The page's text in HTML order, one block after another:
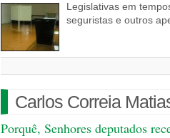
Legislativas em
seguristas e outros
Carlos Correia
Porquê, Senhores deputados